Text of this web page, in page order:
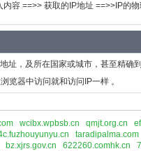
容 ==>> 获取的IP地址 ==>>IP的
，及所在国家或城市，甚至精确
览器中访问就和访问IP一样 。
wcibx.wpbsb.cn qmjt.org.cn
taradipalma.com
bz.xjrs.gov.cn 622260.comhk.cn